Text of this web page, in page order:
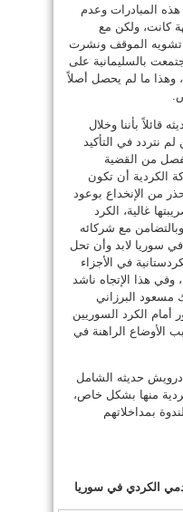
المبادرات وعدم
كانت، ولكن مع
الموقف ونشرت
بالسليمانية على
وهذا ما لم يحصل أصلاً
قائلاً بأننا وخلال
نتردد في التأكيد
من القضية
الكردية أن تكون
من الإنخداع بوعود
غالية، الكرد
مع شركائه
سوريا لابد وأن تحل
في الأجزاء
وفي هذا الإتجاه ناشد
مسعود البرزاني
أمام الكرد السوريين
الأوضاع الراهنة في
درويش حديثه الشامل
منها بشكل خاص،
بمداخلاتهم
الكردي في سوريا